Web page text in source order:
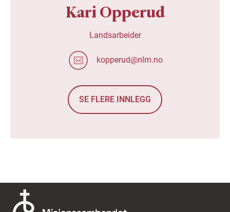
Kari Opperud
Landsarbeider
kopperud@nlm.no
SE FLERE INNLEGG